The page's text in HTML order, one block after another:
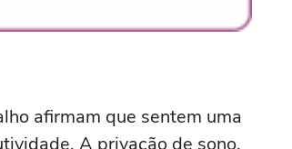
afirmam que sentem uma
A privação de sono,